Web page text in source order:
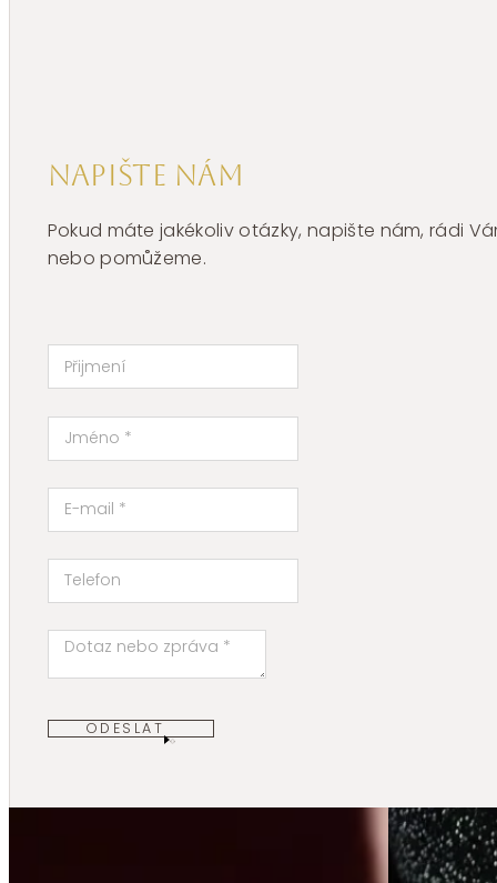
Napište nám
Pokud máte jakékoliv otázky, napište nám, rádi
nebo pomůžeme.
ODESLAT